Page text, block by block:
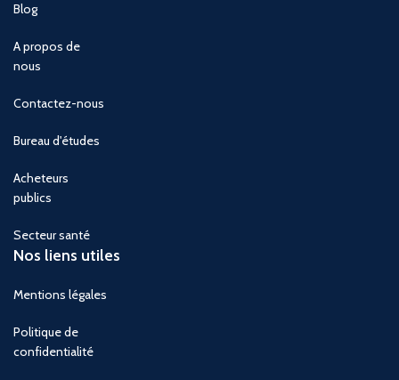
Blog
A propos de
nous
Contactez-nous
Bureau d'études
Acheteurs
publics
Secteur santé
Nos liens utiles
Mentions légales
Politique de
confidentialité